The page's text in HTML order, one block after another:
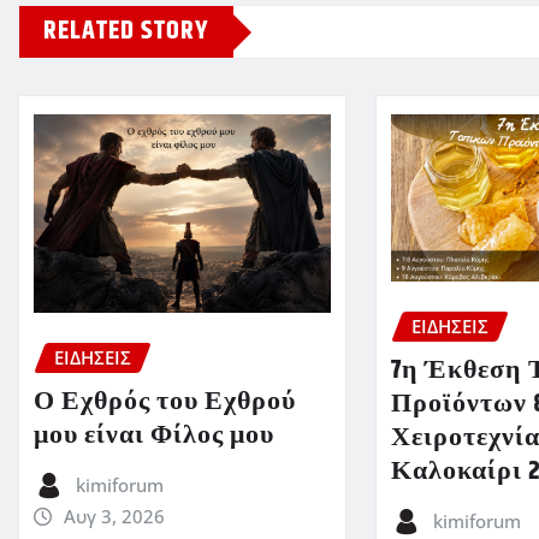
RELATED STORY
ΕΙΔΗΣΕΙΣ
Ο Εχθρός του Εχθρού
μου είναι Φίλος μου
kimiforum
Αυγ 3, 2026
ΕΙΔΗΣΕΙΣ
7η Έκθεση
Προϊόντων
Καλοκαίρι
kimiforum